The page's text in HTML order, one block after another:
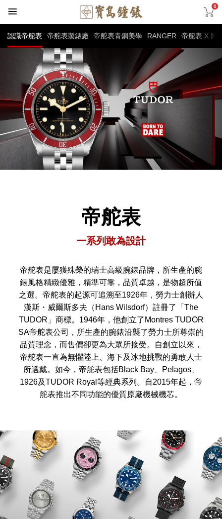
0
認識帝舵表 帝舵表製錶廠 帝舵表青銅美學 RANGER 帝舵表 X 阿
帝舵表品牌
帝舵表
一系列敢為設計
帝舵表是屢獲殊榮的瑞士高級腕錶品牌，所生產的腕
錶風格精緻優雅，精準可靠，品質卓越，是物超所值
之選。帝舵表的起源可追溯至1926年，勞力士創辦人
漢斯・威爾斯多夫（Hans Wilsdorf）註冊了「The
TUDOR」商標。1946年，他創立了Montres TUDOR
SA帝舵表公司，所生產的腕錶沿襲了勞力士所尊崇的
品質理念，而售價卻更為大眾所接受。自創立以來，
帝舵表一直為無懼陸上、海下及冰地挑戰的勇敢人士
所選戴。如今，帝舵表包括Black Bay、Pelagos、
1926及TUDOR Royal等經典系列。自2015年起，帝
舵表推出不同功能的優質原廠機械機芯。